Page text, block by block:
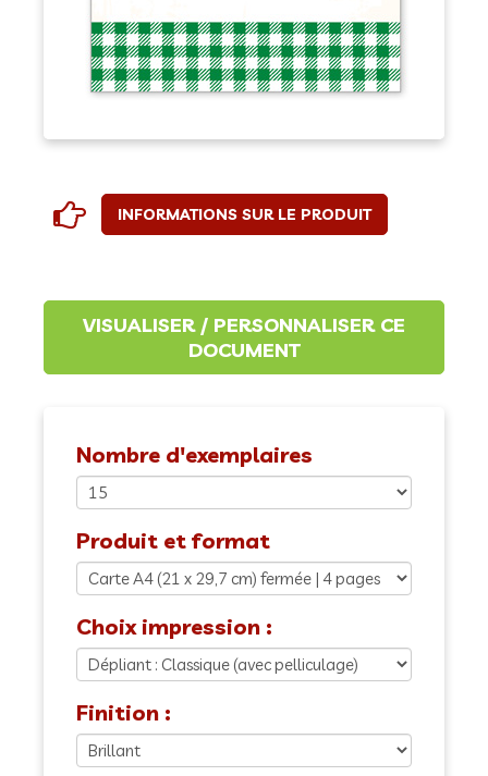
INFORMATIONS SUR LE PRODUIT
Nombre d'exemplaires
Produit et format
Choix impression :
Finition :